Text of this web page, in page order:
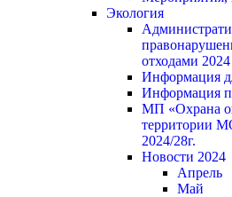
Экология
отходами 2024
Информация
Информация
МП «Охрана
территории
2024/28г.
Новости 2024
Апрель
Май